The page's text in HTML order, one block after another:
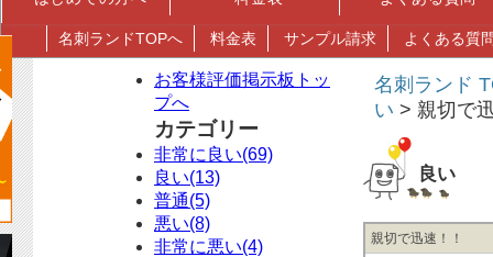
名刺 ランドTOPへ 料金表 サンプル請求 よくある質
名刺ランド
い > 親切で
良い
親切で迅速！！
お客様評価掲示板トッ
プへ
カテゴリー
非常に良い(69)
良い(13)
普通(5)
悪い(8)
非常に悪い(4)